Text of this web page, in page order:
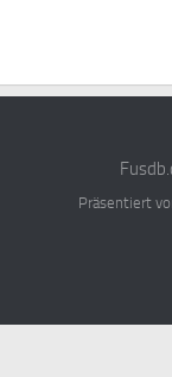
Präsentiert